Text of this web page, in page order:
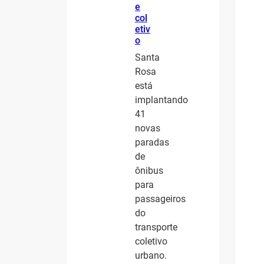
e
col
etiv
o
Santa
Rosa
está
implantando
41
novas
paradas
de
ônibus
para
passageiros
do
transporte
coletivo
urbano.